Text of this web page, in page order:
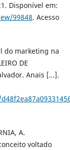
Disponível em:
99848. Acesso
do marketing na
DE
Anais [...].
A.
voltado